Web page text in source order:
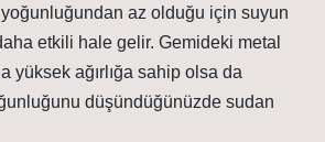
az olduğu için suyun
etkili hale gelir. Gemideki metal
yüksek ağırlığa sahip olsa da
düşündüğünüzde sudan